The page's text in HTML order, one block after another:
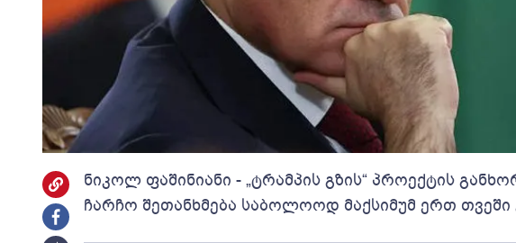
ნიკოლ ფაშინიანი - „ტრამპის გზის“ პროექტის
ჩარჩო შეთანხმება საბოლოოდ მაქსიმუმ ერთ